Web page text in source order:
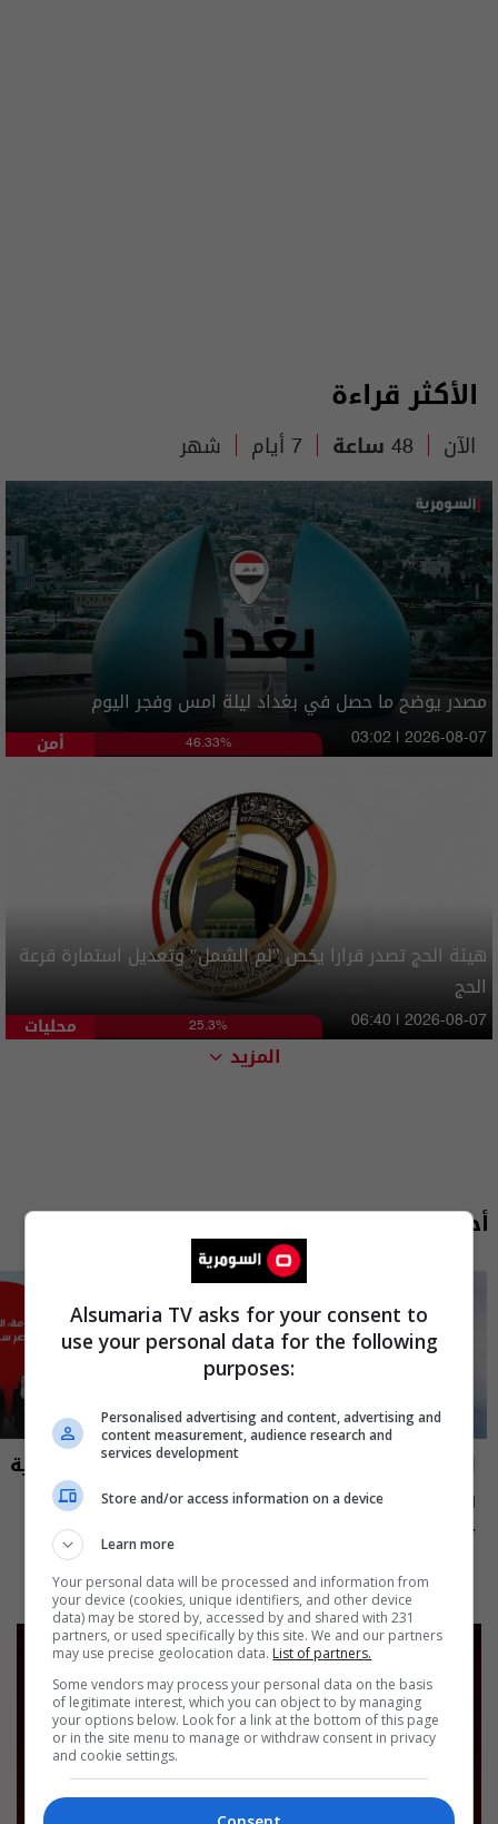
الأكثر قراءة
الآن 48 ساعة 7 أيام شهر
مصدر يوضح ما حصل في بغداد ليلة امس وفجر اليوم
أمن 46.33% 03:02 | 2026-08-07
هيئة الحج تصدر قرارا يخص "لم الشمل" وتعديل استمارة قرعة
الحج
محليات 25.3% 06:40 | 2026-08-07
المزيد
أحدث الحلقات
العراق في دقيقة 07-08-2026 | 2026
13:00 | 2026-08-07
نشرة أخبار السومرية
نشرة ٧ آب ٢٠٢٦ | 2026
12:45 | 2026-08-07
Alsumaria TV asks for your consent to
use your personal data for the following
purposes:
Personalised advertising and content, advertising and
content measurement, audience research and
services development
Store and/or access information on a device
Learn more
Your personal data will be processed and information from
your device (cookies, unique identifiers, and other device
data) may be stored by, accessed by and shared with 231
partners, or used specifically by this site. We and our partners
may use precise geolocation data. List of partners.
Some vendors may process your personal data on the basis
of legitimate interest, which you can object to by managing
your options below. Look for a link at the bottom of this page
or in the site menu to manage or withdraw consent in privacy
and cookie settings.